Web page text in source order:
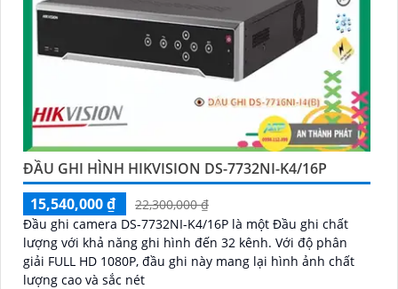
ĐẦU GHI HÌNH HIKVISION DS-7732NI-K4/16P
15,540,000 ₫
22,300,000 ₫
Đầu ghi camera DS-7732NI-K4/16P là một Đầu ghi chất
lượng với khả năng ghi hình đến 32 kênh. Với độ phân
giải FULL HD 1080P, đầu ghi này mang lại hình ảnh chất
lượng cao và sắc nét